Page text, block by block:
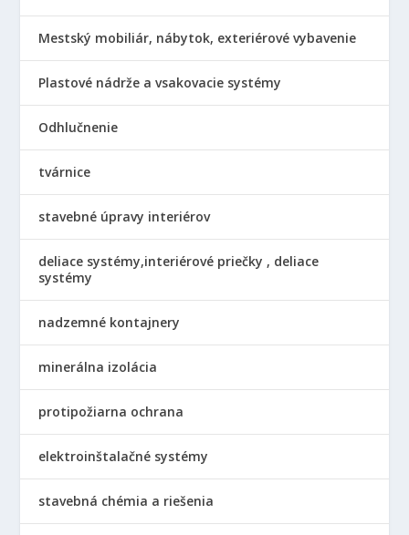
Mestský mobiliár, nábytok, exteriérové vybavenie
Plastové nádrže a vsakovacie systémy
Odhlučnenie
tvárnice
stavebné úpravy interiérov
deliace systémy,interiérové priečky , deliace
systémy
nadzemné kontajnery
minerálna izolácia
protipožiarna ochrana
elektroinštalačné systémy
stavebná chémia a riešenia